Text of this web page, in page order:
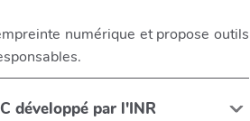
numérique et propose outils
développé par l'INR